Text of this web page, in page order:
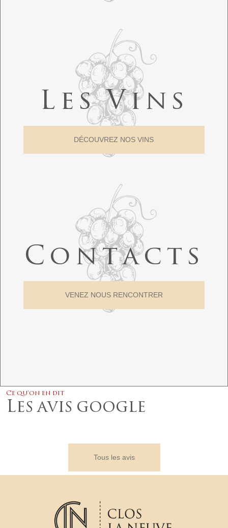
Les Vins
DÉCOUVREZ NOS VINS
Contacts
VENEZ NOUS RENCONTRER
Ce qu'on en dit
Les avis google
Tous les avis